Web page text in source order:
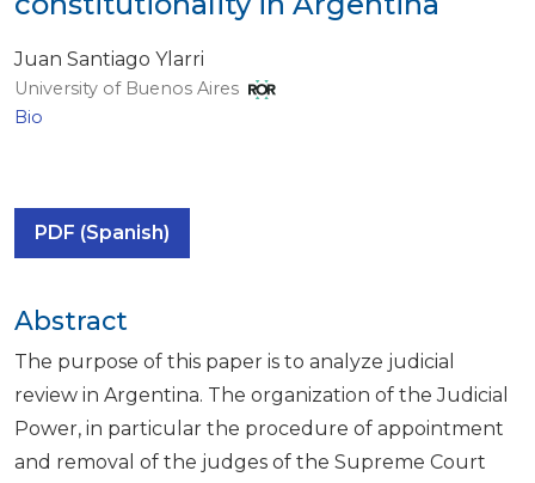
Juan Santiago Ylarri
University of Buenos Aires
Bio
PDF (Spanish)
Abstract
The purpose of this paper is to analyze judicial
review in Argentina. The organization of the Judicial
Power, in particular the procedure of appointment
and removal of the judges of the Supreme Court